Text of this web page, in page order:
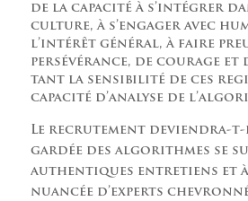
de la capacité à s’intégrer
culture, à s’engager avec
l’intérêt général, à faire
persévérance, de courage et
tant la sensibilité de ces
capacité d’analyse de
Le recrutement deviendra-
gardée des algorithmes se
authentiques entretiens et
nuancée d’experts